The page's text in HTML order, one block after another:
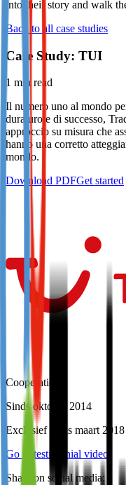
Not already our Publisher?
Sign up here
into their story and walk
Back to all case studies
Case Study: TUI
1 min read
Il numero uno al mondo
duraturo e di successo,
approccio su misura che
hanno una corretto
mondo.
Download PDFGet started
Cooperation
Sinds oktober 2014
Exclusief sinds maart 2018
Go to testimonial video
Share on social media: